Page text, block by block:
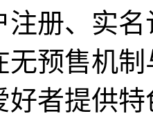
注册、实
无预售机
好者提供